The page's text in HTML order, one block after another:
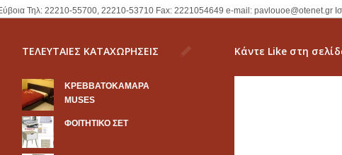
Τηλ: 22210-55700, 22210-53710 Fax: 2221054649 e-mail: pavlouoe@otenet.gr
ΤΕΛΕΥΤΑΙΕΣ ΚΑΤΑΧΩΡΗΣΕΙΣ
KΡΕΒΒΑΤΟΚΑΜΑΡΑ
MUSES
ΦΟΙΤΗΤΙΚΟ ΣΕΤ
Κάντε Like στη